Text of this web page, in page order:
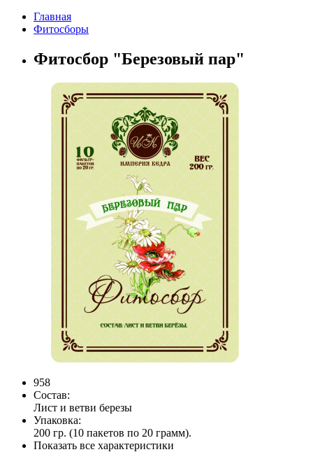
Главная
Фитосборы
Фитосбор "Березовый пар"
958
Состав:
Лист и ветви березы
Упаковка:
200 гр. (10 пакетов по 20 грамм).
Показать все характеристики